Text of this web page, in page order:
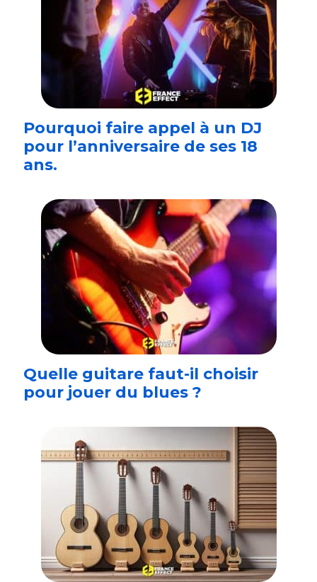
Pourquoi faire appel à un DJ
pour l’anniversaire de ses 18
ans.
Quelle guitare faut-il choisir
pour jouer du blues ?